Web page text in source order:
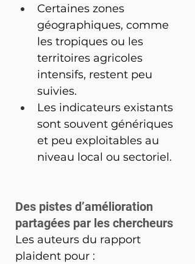
Certaines zones
géographiques, comme
les tropiques ou les
territoires agricoles
intensifs, restent peu
suivies.
Les indicateurs existants
sont souvent génériques
et peu exploitables au
niveau local ou sectoriel.
Des pistes d’amélioration
partagées par les chercheurs
Les auteurs du rapport
plaident pour :